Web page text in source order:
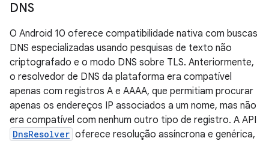
DNS
O Android 10 oferece compatibilidade nativa com buscas
DNS especializadas usando pesquisas de texto não
criptografado e o modo DNS sobre TLS. Anteriormente,
o resolvedor de DNS da plataforma era compatível
apenas com registros A e AAAA, que permitiam procurar
apenas os endereços IP associados a um nome, mas não
era compatível com nenhum outro tipo de registro. A API
DnsResolver oferece resolução assíncrona e genérica,